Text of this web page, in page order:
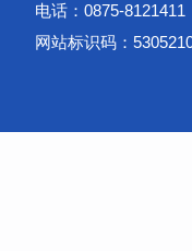
电话：0875-8121411
网站标识码：